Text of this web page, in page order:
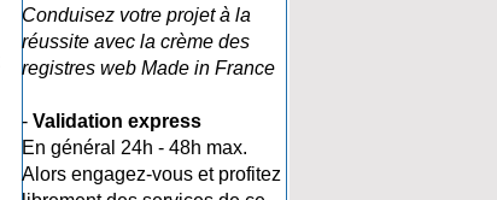
Conduisez votre projet à la
réussite avec la crème des
registres web Made in France
- Validation express
En général 24h - 48h max.
Alors engagez-vous et profitez